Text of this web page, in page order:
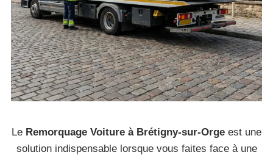
Le Remorquage Voiture à Brétigny-sur-Orge est une
solution indispensable lorsque vous faites face à une